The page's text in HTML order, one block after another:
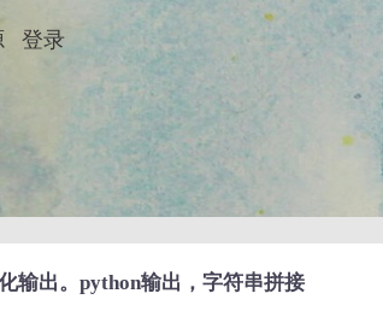
登录
输出。python输出，字符串拼接